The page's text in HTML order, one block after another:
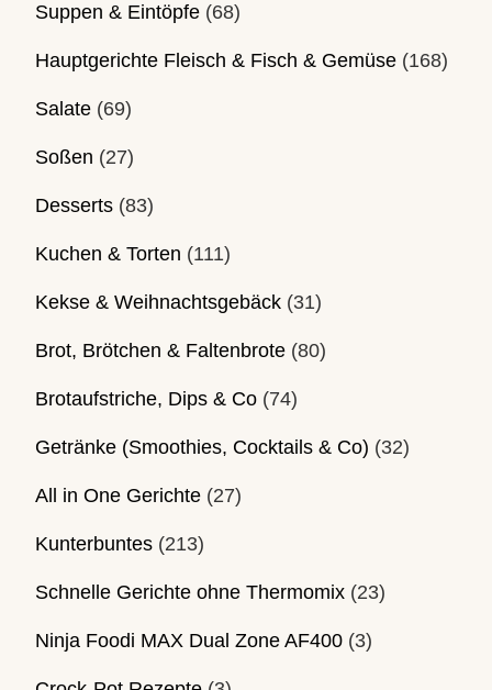
Suppen & Eintöpfe (68)
Hauptgerichte Fleisch & Fisch & Gemüse (168)
Salate (69)
Soßen (27)
Desserts (83)
Kuchen & Torten (111)
Kekse & Weihnachtsgebäck (31)
Brot, Brötchen & Faltenbrote (80)
Brotaufstriche, Dips & Co (74)
Getränke (Smoothies, Cocktails & Co) (32)
All in One Gerichte (27)
Kunterbuntes (213)
Schnelle Gerichte ohne Thermomix (23)
Ninja Foodi MAX Dual Zone AF400 (3)